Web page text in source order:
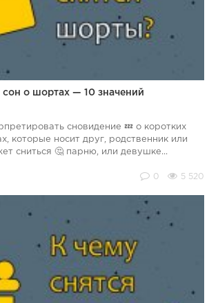
о шортах — 10 значений
сновидение 💤 о коротких
которые носит друг, родственник или
сниться 🤔 парню, или девушке...
0 5 520